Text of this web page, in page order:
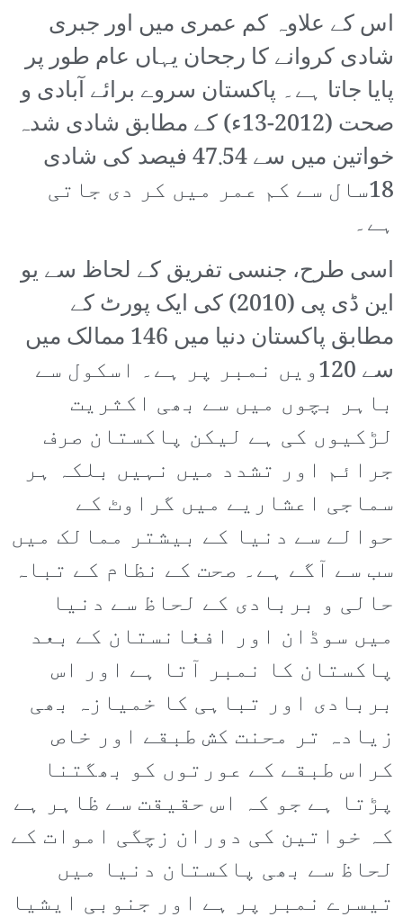
اس کے علاوہ کم عمری میں اور جبری
شادی کروانے کا رجحان یہاں عام طور پر
پایا جاتا ہے۔ پاکستان سروے برائے آبادی و
صحت (2012-13ء) کے مطابق شادی شدہ
خواتین میں سے 47.54 فیصد کی شادی
18سال سے کم عمر میں کر دی جاتی
ہے۔
اسی طرح، جنسی تفریق کے لحاظ سے یو
این ڈی پی (2010) کی ایک پورٹ کے
مطابق پاکستان دنیا میں 146 ممالک میں
سے 120ویں نمبر پر ہے۔ اسکول سے
باہر بچوں میں سے بھی اکثریت
لڑکیوں کی ہے لیکن پاکستان صرف
جرائم اور تشدد میں نہیں بلکہ ہر
سماجی اعشاریے میں گراوٹ کے
حوالے سے دنیا کے بیشتر ممالک میں
سب سے آگے ہے۔ صحت کے نظام کے تباہ
حالی و بربادی کے لحاظ سے دنیا
میں سوڈان اور افغانستان کے بعد
پاکستان کا نمبر آتا ہے اور اس
بربادی اور تباہی کا خمیازہ بھی
زیادہ تر محنت کش طبقے اور خاص
کراس طبقے کے عورتوں کو بھگتنا
پڑتا ہے جو کہ اس حقیقت سے ظاہر ہے
کہ خواتین کی دوران زچگی اموات کے
لحاظ سے بھی پاکستان دنیا میں
تیسرے نمبر پر ہے اور جنوبی ایشیا